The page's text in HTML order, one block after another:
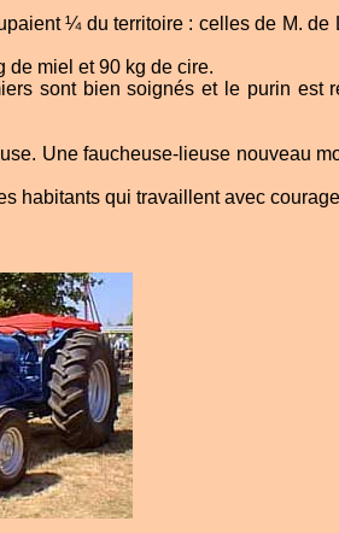
¼ du territoire : celles de M. de
de miel et 90 kg de cire.
sont bien soignés et le purin est
Une faucheuse-lieuse nouveau
habitants qui travaillent avec